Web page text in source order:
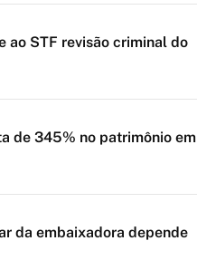
ao STF revisão criminal do
de 345% no patrimônio em
da embaixadora depende